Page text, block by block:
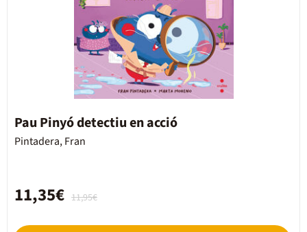
Pau Pinyó detectiu en acció
Pintadera, Fran
11,95€
11,35€